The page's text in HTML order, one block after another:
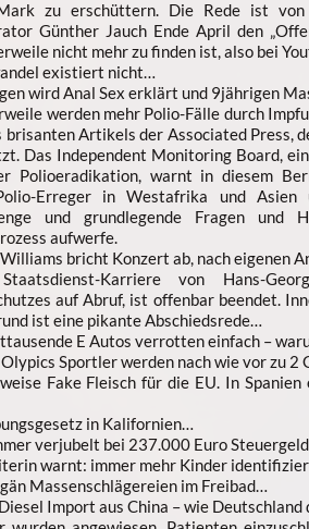
zu erschüttern. Die Rede ist von
Günther Jauch Ende April den
nicht mehr zu finden ist, also bei
existiert nicht…
wird Anal Sex erklärt und 9jährigen
werden mehr Polio-Fälle durch
brisanten Artikels der Associated Press,
Das Independent Monitoring Board,
Polioeradikation, warnt in diesem
Erreger in Westafrika und Asien
und grundlegende Fragen und
aufwerfe.
bricht Konzert ab, nach eigenen
Karriere von Hans-
auf Abruf, ist offenbar beendet.
ist eine pikante Abschiedsrede…
E Autos verrotten einfach –
Sportler werden nach wie vor zu 2
Fake Fleisch für die EU. In
in Kalifornien…
verjubelt bei 237.000 Euro
warnt: immer mehr Kinder
Massenschlägereien im Freibad…
Import aus China – wie